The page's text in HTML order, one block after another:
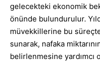
gelecekteki ekonomik
önünde bulundurulur.
müvekkillerine bu
sunarak, nafaka
belirlenmesine yardımcı